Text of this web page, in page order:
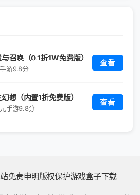
召唤（0.1折1W免费版）
游9.8分
查看
想（内置1折免费版）
手游9.8分
查看
免责申明版权保护游戏盒子下载